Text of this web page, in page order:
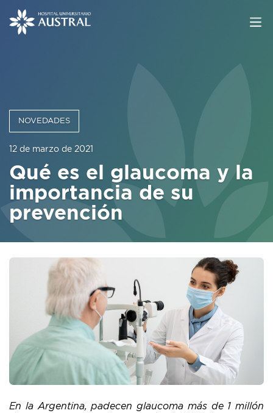
NOVEDADES
12 de marzo de 2021
Qué es el glaucoma y la
importancia de su
prevención
En la Argentina, padecen glaucoma más de 1 millón